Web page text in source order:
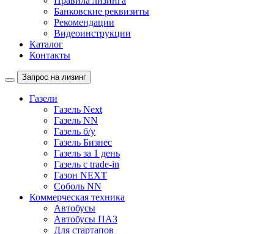
Банковские реквизиты
Рекомендации
Видеоинструкции
Каталог
Контакты
Запрос на лизинг
Газели
Газель Next
Газель NN
Газель б/у
Газель Бизнес
Газель за 1 день
Газель с trade-in
Газон NEXT
Соболь NN
Коммерческая техника
Автобусы
Автобусы ПАЗ
Для стартапов